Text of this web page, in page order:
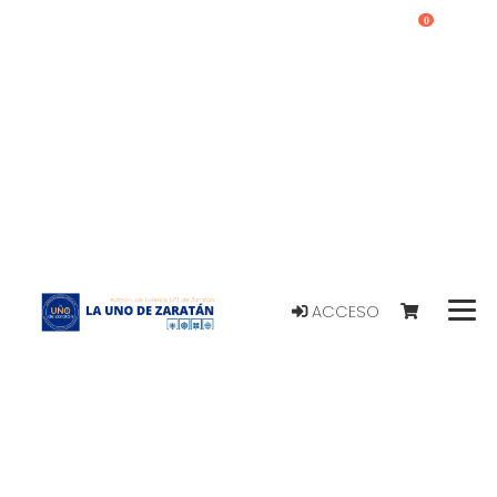
ACCESO
0